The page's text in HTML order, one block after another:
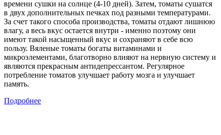
времени сушки на солнце (4-10 дней). Затем, томаты сушатся
в двух дополнительных печках под разными температурами.
За счет такого способа производства, томаты отдают лишнюю
влагу, а весь вкус остается внутри - именно поэтому они
имеют такой насыщенный вкус и сохраняют в себе всю
пользу. Вяленые томаты богаты витаминами и
микроэлементами, благотворно влияют на нервную систему и
являются прекрасным антидепрессантом. Регулярное
потребление томатов улучшает работу мозга и улучшает
память.
Подробнее